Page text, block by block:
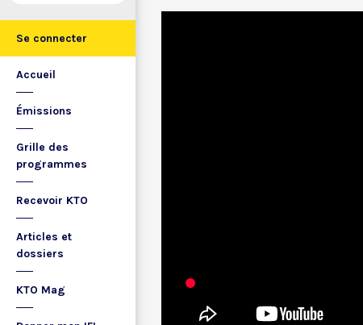
Se connecter
Accueil
Émissions
Grille des
programmes
Recevoir KTO
Articles et
dossiers
KTO Mag